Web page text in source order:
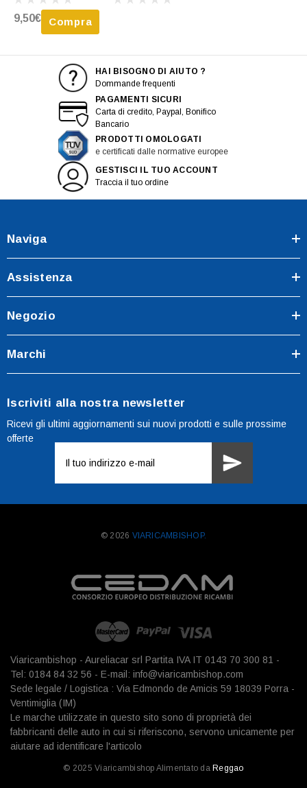
PASSAT B5 Ph. 2
2000-2003, Mod.
Verniciare
9,50€ Compra
Verniciare
HAI BISOGNO DI AIUTO ?
Dommande frequenti
PAGAMENTI SICURI
Carta di credito, Paypal, Bonifico
Bancario
PRODOTTI OMOLOGATI
e certificati dalle normative europee
GESTISCI IL TUO ACCOUNT
Traccia il tuo ordine
Naviga
Assistenza
Negozio
Marchi
Iscriviti alla nostra newsletter
Ricevi gli ultimi aggiornamenti sui nuovi prodotti e sulle prossime
offerte
mail
© 2026 VIARICAMBISHOP.
Viaricambishop - Aureliacar srl Partita IVA IT 0143 70 300 81 -
Tel: 0184 84 32 56 - E-mail: info@viaricambishop.com
Sede legale / Logistica : Via Edmondo de Amicis 59 18039 Porra -
Ventimiglia (IM)
Le marche utilizzate in questo sito sono di proprietà dei
fabbricanti delle auto in cui si riferiscono, servono unicamente per
aiutare ad identificare l'articolo
© 2025 Viaricambishop Alimentato da Reggao